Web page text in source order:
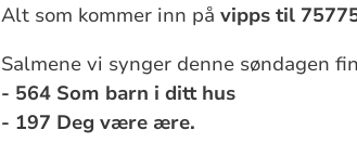
Alt som kommer inn på vipps til
Salmene vi synger denne søndagen
- 564 Som barn i ditt hus
- 197 Deg være ære.